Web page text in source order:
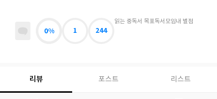
읽는 중독서 목표
0%
독서모임
1
내 별점
244
리뷰 포스트 리스트